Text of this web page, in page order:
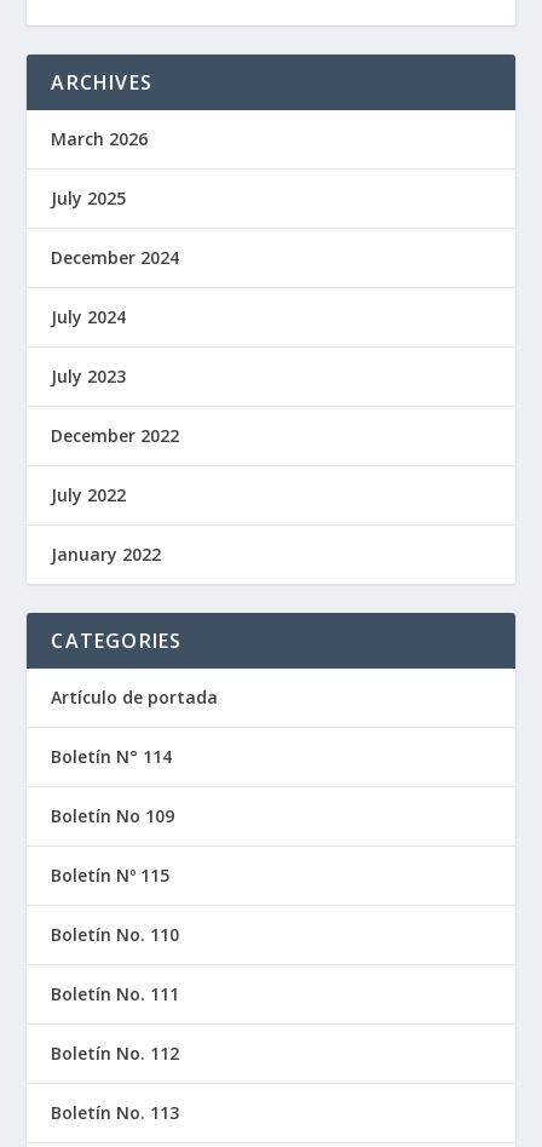
ARCHIVES
March 2026
July 2025
December 2024
July 2024
July 2023
December 2022
July 2022
January 2022
CATEGORIES
Artículo de portada
Boletín N° 114
Boletín No 109
Boletín Nº 115
Boletín No. 110
Boletín No. 111
Boletín No. 112
Boletín No. 113